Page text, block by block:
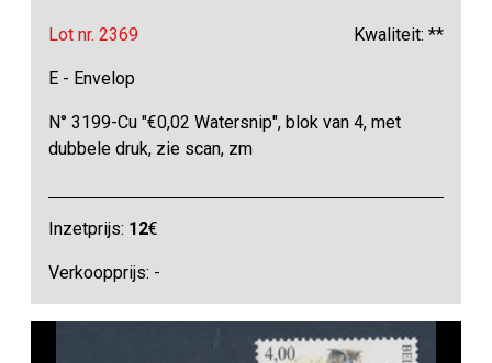
Lot nr. 2369 Kwaliteit: **
E - Envelop
N° 3199-Cu "€0,02 Watersnip", blok van 4, met
dubbele druk, zie scan, zm
Inzetprijs: 12€
Verkoopprijs: -